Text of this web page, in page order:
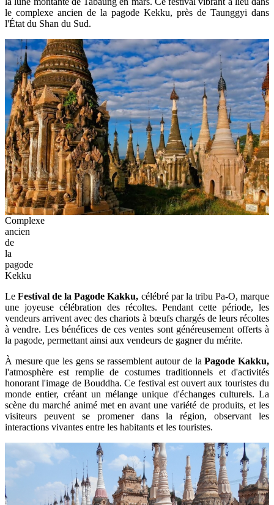
le complexe ancien de la pagode Kekku, près de Taunggyi dans
l'État du Shan du Sud.
Complexe
ancien
de
la
pagode
Kekku
LeFestival de la Pagode Kakku, célébré par la tribu Pa-O, marque
une joyeuse célébration des récoltes. Pendant cette période, les
vendeurs arrivent avec des chariots à bœufs chargés de leurs récoltes
à vendre. Les bénéfices de ces ventes sont généreusement offerts à
la pagode, permettant ainsi aux vendeurs de gagner du mérite.
À mesure que les gens se rassemblent autour de laPagode Kakku,
l'atmosphère est remplie de costumes traditionnels et d'activités
honorant l'image de Bouddha. Ce festival est ouvert aux touristes du
monde entier, créant un mélange unique d'échanges culturels. La
scène du marché animé met en avant une variété de produits, et les
visiteurs peuvent se promener dans la région, observant les
interactions vivantes entre les habitants et les touristes.